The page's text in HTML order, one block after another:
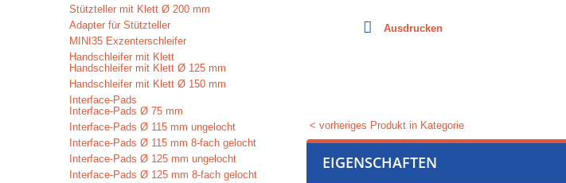
Stützteller mit Klett Ø 200 mm
Adapter für Stützteller
MINI35 Exzenterschleifer
Handschleifer mit Klett
Handschleifer mit Klett Ø 125 mm
Handschleifer mit Klett Ø 150 mm
Interface-Pads
Interface-Pads Ø 75 mm
Interface-Pads Ø 115 mm ungelocht
Interface-Pads Ø 115 mm 8-fach gelocht
Interface-Pads Ø 125 mm ungelocht
Interface-Pads Ø 125 mm 8-fach gelocht
Ausdrucken
< vorheriges Produkt in Kategorie
EIGENSCHAFTEN